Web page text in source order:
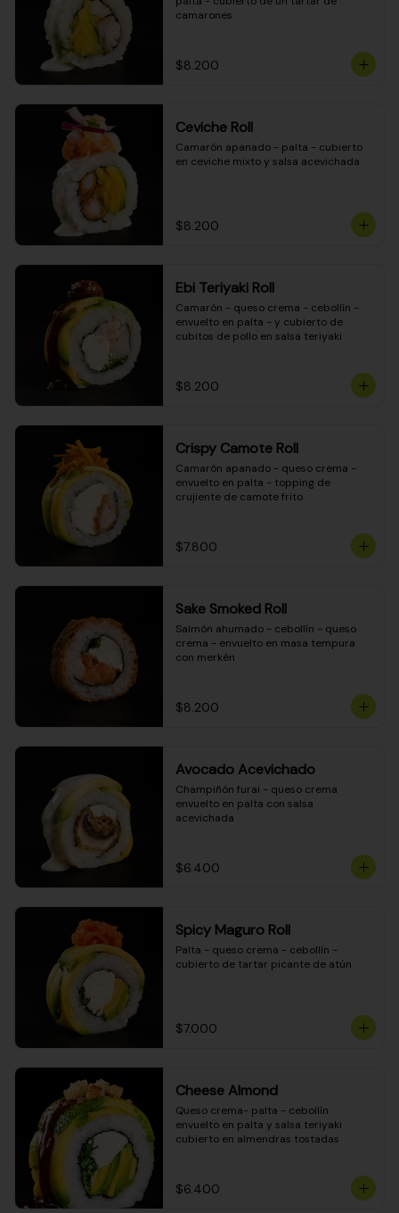
camarones
$8.200
Ceviche Roll
Camarón apanado - palta - cubierto
en ceviche mixto y salsa acevichada
$8.200
Ebi Teriyaki Roll
Camarón - queso crema - cebollín -
envuelto en palta - y cubierto de
cubitos de pollo en salsa teriyaki
$8.200
Crispy Camote Roll
Camarón apanado - queso crema -
envuelto en palta - topping de
crujiente de camote frito
$7.800
Sake Smoked Roll
Salmón ahumado - cebollín - queso
crema - envuelto en masa tempura
con merkén
$8.200
Avocado Acevichado
Champiñón furai - queso crema
envuelto en palta con salsa
acevichada
$6.400
Spicy Maguro Roll
Palta - queso crema - cebollín -
cubierto de tartar picante de atún
$7.000
Cheese Almond
Queso crema- palta - cebollín
envuelto en palta y salsa teriyaki
cubierto en almendras tostadas
$6.400